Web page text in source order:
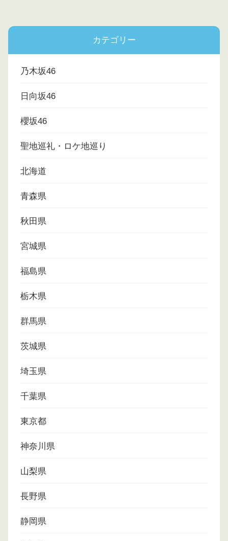
カテゴリー
乃木坂46
日向坂46
櫻坂46
聖地巡礼・ロケ地巡り
北海道
青森県
秋田県
宮城県
福島県
栃木県
群馬県
茨城県
埼玉県
千葉県
東京都
神奈川県
山梨県
長野県
静岡県